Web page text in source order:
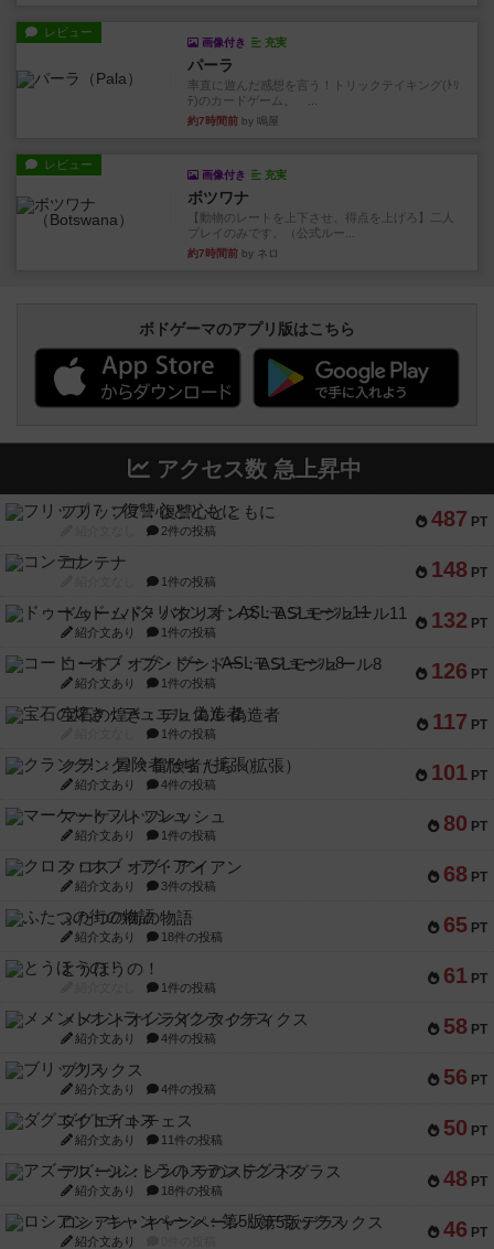
レビュー
画像付き 充実
パーラ
率直に遊んだ感想を言う！トリックテイキング(ﾄﾘ
ﾃ)のカードゲーム。 ...
約7時間前 by 鳴屋
レビュー
画像付き 充実
ボツワナ
【動物のレートを上下させ、得点を上げろ】二人
プレイのみです。（公式ルー...
約7時間前 by ネロ
ボドゲーマのアプリ版はこちら
アクセス数 急上昇中
487 PT
フリップ７：復讐心とともに
2件の投稿
148 PT
コンテナ
1件の投稿
132 PT
ドゥームド・バタリオンズ：ASLモジュール11
紹介文あり 1件の投稿
126 PT
コード・オブ・ブシドー：ASLモジュール8
紹介文あり 1件の投稿
117 PT
宝石の煌き：デュエル 偽造者
1件の投稿
101 PT
クランク! ：冒険者たち（拡張）
紹介文あり 4件の投稿
80 PT
マーケットフレッシュ
紹介文あり 1件の投稿
68 PT
クロス・オブ・アイアン
紹介文あり 3件の投稿
65 PT
ふたつの街の物語
紹介文あり 18件の投稿
61 PT
とうほうの！
1件の投稿
58 PT
メメントオンラインタクティクス
紹介文あり 4件の投稿
56 PT
ブリックス
紹介文あり 4件の投稿
50 PT
ダグエイトチェス
紹介文あり 11件の投稿
48 PT
アズール：シントラのステンドグラス
紹介文あり 18件の投稿
46 PT
ロシアン・キャンペーン：第5版デラックス
紹介文あり